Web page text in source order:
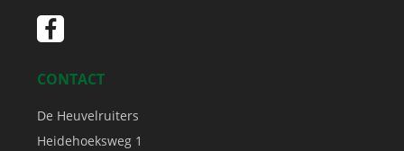
CONTACT
De Heuvelruiters
Heidehoeksweg 1